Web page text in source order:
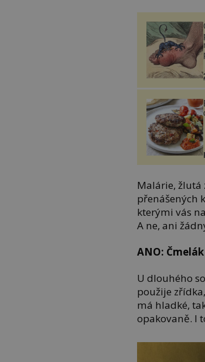
Malárie, žlutá
přenášených
kterými vás
A ne, ani
ANO:
U dlouhého
použije
má hladké,
opakovaně. I